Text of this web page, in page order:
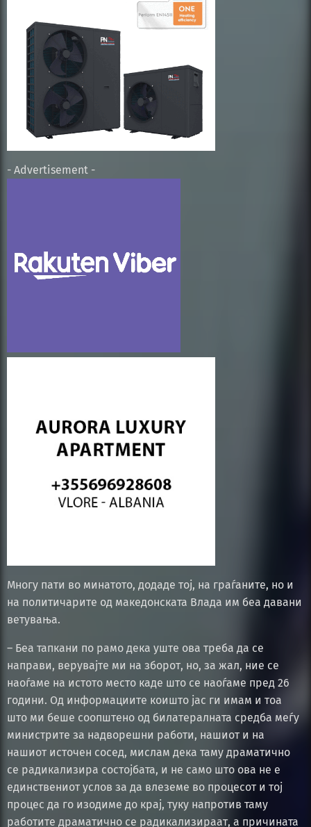
- Advertisement -
Многу пати во минатото, додаде тој, на граѓаните, но и
на политичарите од македонската Влада им беа давани
ветувања.
– Беа тапкани по рамо дека уште ова треба да се
направи, верувајте ми на зборот, но, за жал, ние се
наоѓаме на истото место каде што се наоѓаме пред 26
години. Од информациите коишто јас ги имам и тоа
што ми беше соопштено од билатералната средба меѓу
министрите за надворешни работи, нашиот и на
нашиот источен сосед, мислам дека таму драматично
се радикализира состојбата, и не само што ова не е
единствениот услов за да влеземе во процесот и тој
процес да го изодиме до крај, туку напротив таму
работите драматично се радикализираат, а причината